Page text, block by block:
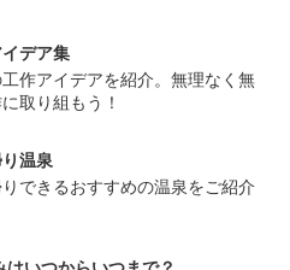
デア集
作アイデアを紹介。無理なく無
取り組もう！
温泉
できるおすすめの温泉をご紹介